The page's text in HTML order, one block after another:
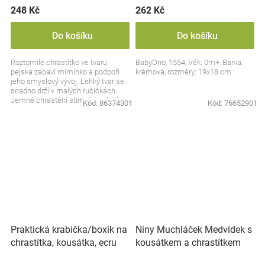
248 Kč
Do košíku
Roztomilé chrastítko ve tvaru
pejska zabaví miminko a podpoří
jeho smyslový vývoj. Lehký tvar se
snadno drží v malých ručičkách.
Jemné chrastění stimuluje sluch a
Kód: 86374301
262 Kč
Do košíku
BabyOno, 1554, Věk: 0m+, Barva:
krémová, rozměry: 19x18 cm
Kód: 76652901
Praktická krabička/boxik na
chrastítka, kousátka, ecru
Niny Muchláček Medvídek s
kousátkem a chrastítkem